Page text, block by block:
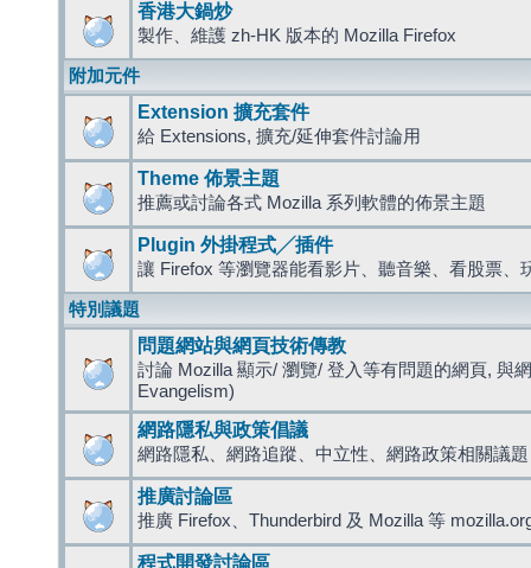
香港大鍋炒
製作、維護 zh-HK 版本的 Mozilla Firefox
附加元件
Extension 擴充套件
給 Extensions, 擴充/延伸套件討論用
Theme 佈景主題
推薦或討論各式 Mozilla 系列軟體的佈景主題
Plugin 外掛程式╱插件
讓 Firefox 等瀏覽器能看影片、聽音樂、看股票、
特別議題
問題網站與網頁技術傳教
討論 Mozilla 顯示/ 瀏覽/ 登入等有問題的網頁, 與
Evangelism)
網路隱私與政策倡議
網路隱私、網路追蹤、中立性、網路政策相關議題
推廣討論區
推廣 Firefox、Thunderbird 及 Mozilla 等
程式開發討論區